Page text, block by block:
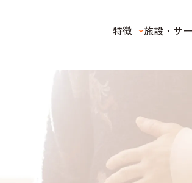
ケアポートぶぜん ５つの特徴
心にも寄り添うケア
特徴 施設・サ